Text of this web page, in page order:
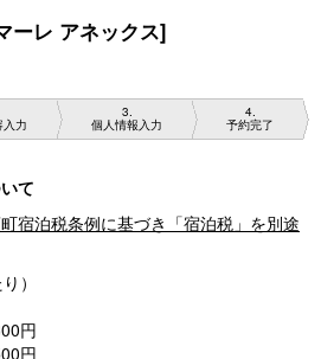
ーレ アネックス]
入力
3
個人情報入力
4
予約完了
て
宿泊税条例に基づき「宿泊税」を別途
）
円
円